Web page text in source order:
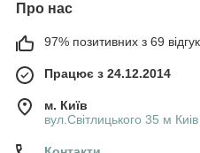
Про нас
97% позитивних з 69
Працює з 24.12.2014
м. Київ
вул.Світлицького 35 м